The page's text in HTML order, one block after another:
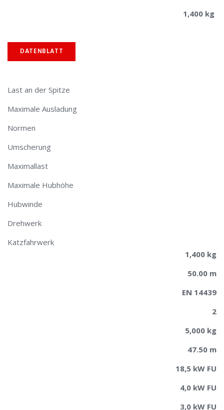
1,400 kg
DATENBLATT
Last an der Spitze
Maximale Ausladung
Normen
Umscherung
Maximallast
Maximale Hubhöhe​
Hubwinde
Drehwerk
Katzfahrwerk
1,400 kg
50.00 m
EN 14439
2
5,000 kg
47.50 m
18,5 kW FU
4,0 kW FU
3,0 kW FU